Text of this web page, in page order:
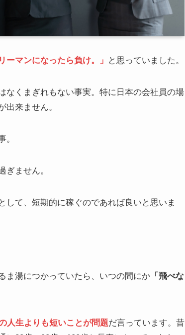
ーマンになったら負け。」 と思っていました。
なくまぎれもない事実。特に日本の会社員の場
来ません。
。
ません。
て、短期的に稼ぐのであれば良いと思いま
ま湯につかっていたら、いつの間にか 「飛べな
人生よりも短いことが問題だ言っています。昔